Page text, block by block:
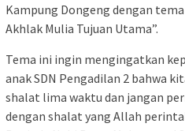
Kampung Dongeng dengan
Akhlak Mulia Tujuan Utama”.
Tema ini ingin mengingatkan
anak SDN Pengadilan 2 bahwa
shalat lima waktu dan jangan
dengan shalat yang Allah